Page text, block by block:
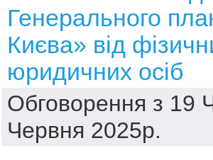
Генерального
Києва» від
юридичних осіб
Обговорення з 19
Червня 2025р.